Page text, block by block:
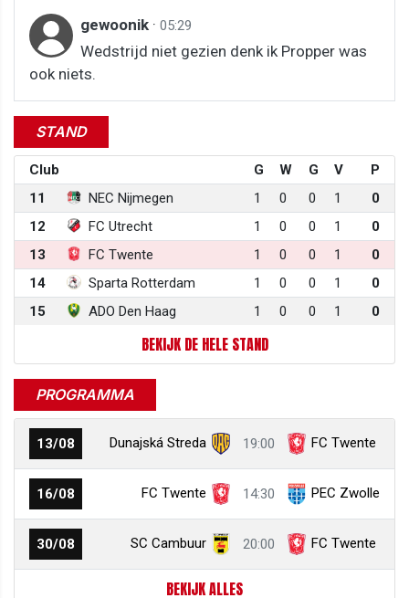
gewoonik · 05:29
Wedstrijd niet gezien denk ik Propper was
ook niets.
STAND
Club G W G V
P
11
NEC Nijmegen 1 0 0 1
0
12
FC Utrecht 1 0 0 1
0
13
FC Twente 1 0 0 1
0
14
Sparta Rotterdam 1 0 0 1
0
15
ADO Den Haag 1 0 0 1 0
BEKIJK DE HELE STAND
PROGRAMMA
13/08 Dunajská Streda 19:00 FC Twente
16/08 FC Twente 14:30 PEC Zwolle
30/08 SC Cambuur 20:00 FC Twente
BEKIJK ALLES